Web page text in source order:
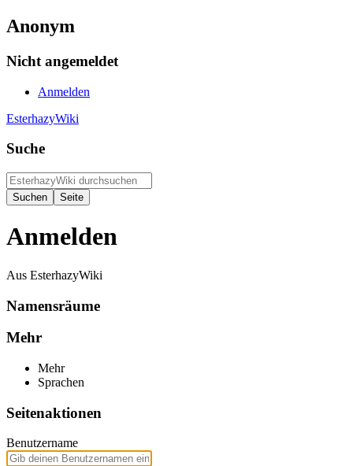
Anonym
Nicht angemeldet
Anmelden
EsterhazyWiki
Suche
Anmelden
Aus EsterhazyWiki
Namensräume
Mehr
Mehr
Sprachen
Seitenaktionen
Benutzername